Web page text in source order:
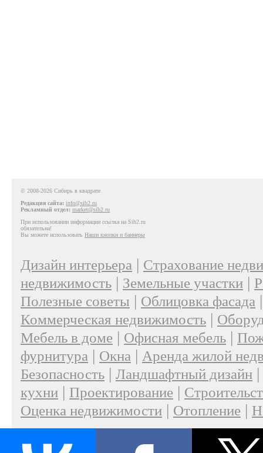
© 2008-2026 Сибирь в квадрате
Редакция сайта: info@sib2.ru
Рекламный отдел: market@sib2.ru
При использовании информации ссылка на Sib2.ru
обязательна!
Вы можете использовать Наши кнопки и баннеры
Дизайн интерьера | Страхование
недвижимость | Земельные участки |
Полезные советы | Облицовка фасада
Коммерческая недвижимость |
Мебель в доме | Офисная мебель |
фурнитура | Окна | Аренда жилой
Безопасность | Ландшафтный дизайн |
кухни | Проектирование |
Оценка недвижимости | Отопление |
О проекте|